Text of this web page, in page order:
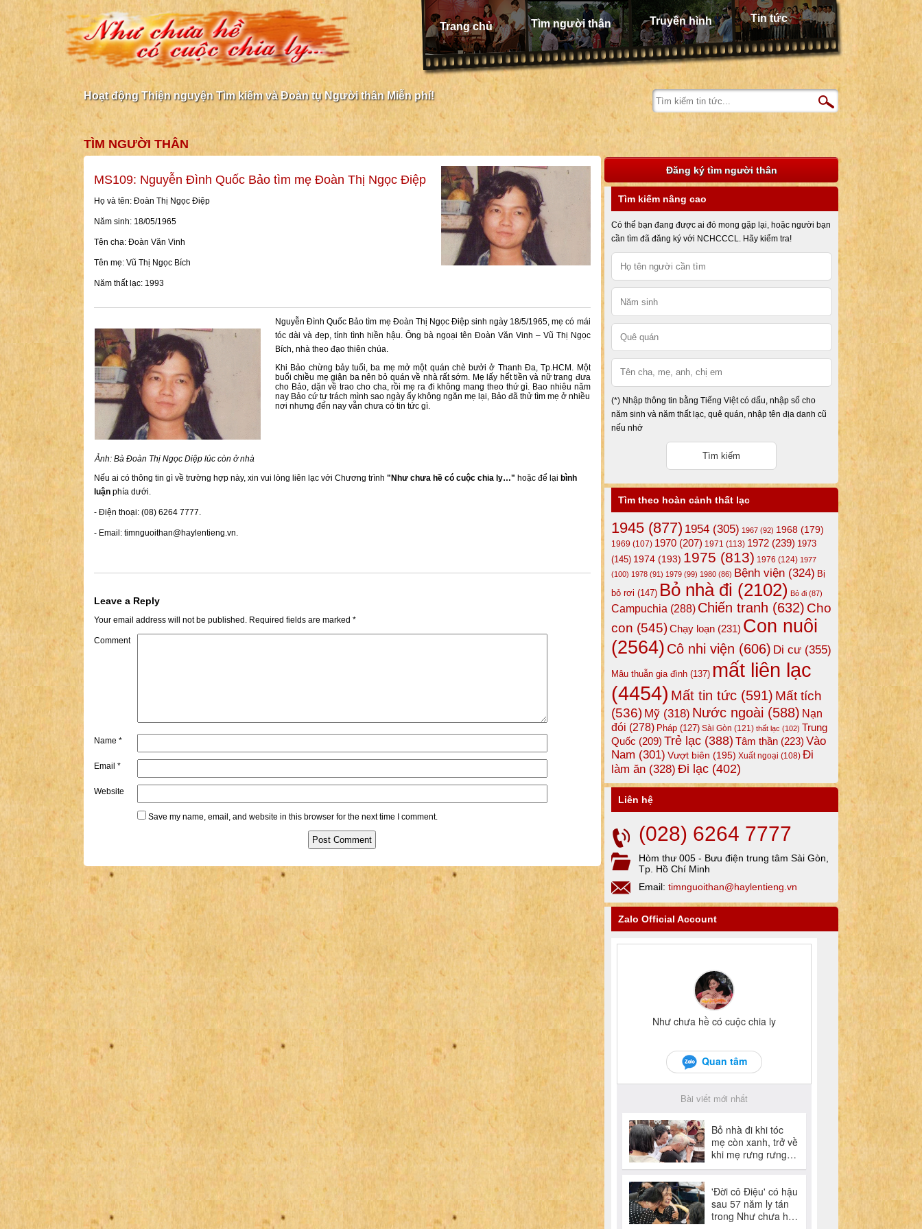
Trang chủ Tìm người thân Truyền hình Tin tức
Hoạt động Thiện nguyện Tìm kiếm và Đoàn tụ Người thân Miễn phí!
TÌM NGƯỜI THÂN
MS109: Nguyễn Đình Quốc Bảo tìm mẹ Đoàn Thị Ngọc Điệp
Họ và tên: Đoàn Thị Ngọc Điệp
Năm sinh: 18/05/1965
Tên cha: Đoàn Văn Vinh
Tên mẹ: Vũ Thị Ngọc Bích
Năm thất lạc: 1993
Ảnh: Bà Đoàn Thị Ngọc Diệp lúc còn ở nhà
Nguyễn Đình Quốc Bảo tìm mẹ Đoàn Thị Ngọc Điệp sinh ngày 18/5/1965, mẹ có mái
tóc dài và đẹp, tính tình hiền hậu. Ông bà ngoại tên Đoàn Văn Vinh – Vũ Thị Ngọc
Bích, nhà theo đạo thiên chúa.
Khi Bảo chừng bảy tuổi, ba mẹ mở một quán chè bưởi ở Thanh Đa, Tp.HCM. Một
buổi chiều mẹ giận ba nên bỏ quán về nhà rất sớm. Mẹ lấy hết tiền và nữ trang đưa
cho Bảo, dặn về trao cho cha, rồi mẹ ra đi không mang theo thứ gì. Bao nhiêu năm
nay Bảo cứ tự trách mình sao ngày ấy không ngăn mẹ lại, Bảo đã thử tìm mẹ ở nhiều
nơi nhưng đến nay vẫn chưa có tin tức gì.
Nếu ai có thông tin gì về trường hợp này, xin vui lòng liên lạc với Chương trình "Như chưa hề có cuộc chia ly…" hoặc để lại bình
luận phía dưới.
- Điện thoại: (08) 6264 7777.
- Email: timnguoithan@haylentieng.vn.
Leave a Reply
Your email address will not be published. Required fields are marked *
Comment
Name *
Email *
Website
Save my name, email, and website in this browser for the next time I comment.
Đăng ký tìm người thân
Tìm kiếm nâng cao
Có thể bạn đang được ai đó mong gặp lại, hoặc người bạn
cần tìm đã đăng ký với NCHCCCL. Hãy kiểm tra!
(*) Nhập thông tin bằng Tiếng Việt có dấu, nhập số cho
năm sinh và năm thất lạc, quê quán, nhập tên địa danh cũ
nếu nhớ
Tìm theo hoàn cảnh thất lạc
1945 (877) 1954 (305) 1967 (92) 1968 (179)
1969 (107) 1970 (207) 1971 (113) 1972 (239) 1973
(145) 1974 (193) 1975 (813) 1976 (124) 1977
(100) 1978 (91) 1979 (99) 1980 (86) Bệnh viện (324) Bị
bỏ rơi (147) Bỏ nhà đi (2102) Bỏ đi (87)
Campuchia (288) Chiến tranh (632) Cho
con (545)Chạy loạn (231) Con nuôi
(2564) Cô nhi viện (606) Di cư (355)
Mâu thuẫn gia đình (137) mất liên lạc
(4454) Mất tin tức (591) Mất tích
(536) Mỹ (318) Nước ngoài (588) Nạn
đói (278) Pháp (127) Sài Gòn (121) thất lạc (102) Trung
Quốc (209) Trẻ lạc (388) Tâm thần (223) Vào
Nam (301) Vượt biên (195) Xuất ngoại (108) Đi
làm ăn (328) Đi lạc (402)
Liên hệ
(028) 6264 7777
Hòm thư 005 - Bưu điện trung tâm Sài Gòn,
Tp. Hồ Chí Minh
Email: timnguoithan@haylentieng.vn
Zalo Official Account